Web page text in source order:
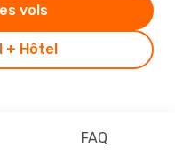
+ Hôtel
vols
FAQ